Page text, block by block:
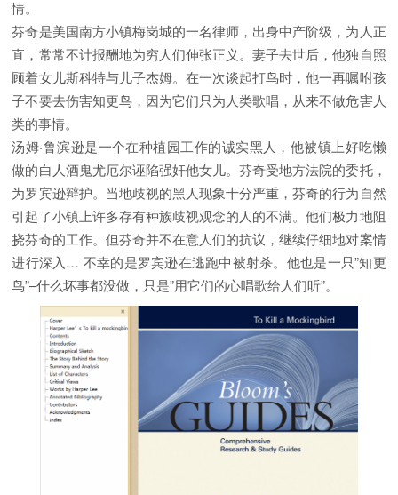
情。
芬奇是美国南方小镇梅岗城的一名律师，出身中产阶级，为人正
直，常常不计报酬地为穷人们伸张正义。妻子去世后，他独自照
顾着女儿斯科特与儿子杰姆。在一次谈起打鸟时，他一再嘱咐孩
子不要去伤害知更鸟，因为它们只为人类歌唱，从来不做危害人
类的事情。
汤姆·鲁滨逊是一个在种植园工作的诚实黑人，他被镇上好吃懒
做的白人酒鬼尤厄尔诬陷强奸他女儿。芬奇受地方法院的委托，
为罗宾逊辩护。当地歧视的黑人现象十分严重，芬奇的行为自然
引起了小镇上许多存有种族歧视观念的人的不满。他们极力地阻
挠芬奇的工作。但芬奇并不在意人们的抗议，继续仔细地对案情
进行深入… 不幸的是罗宾逊在逃跑中被射杀。他也是一只”知更
鸟”–什么坏事都没做，只是”用它们的心唱歌给人们听”。